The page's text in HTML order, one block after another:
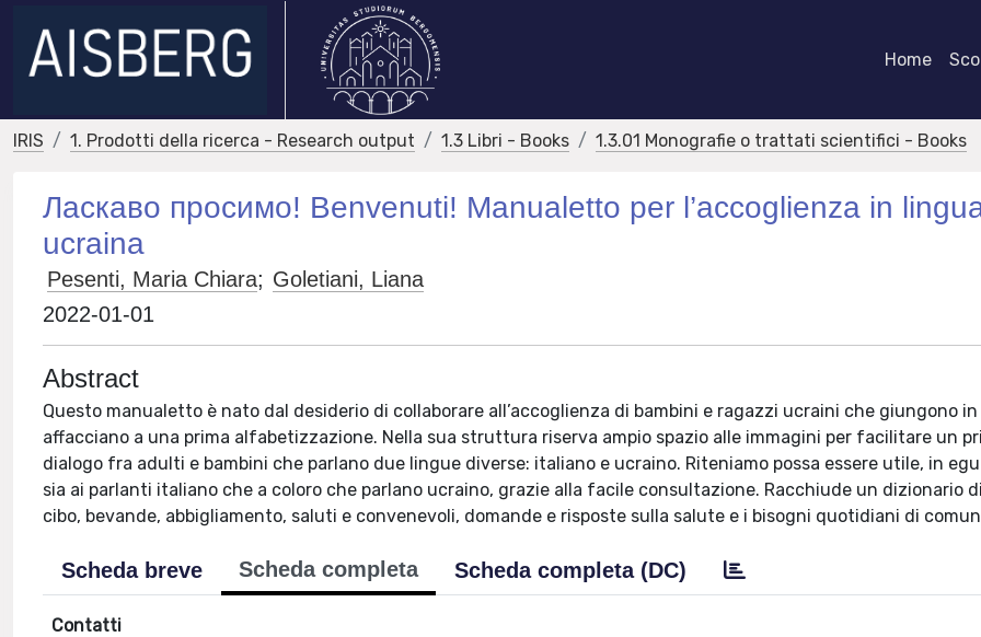
Home
IRIS 1. Prodotti della ricerca - Research output 1.3 Libri - Books 1.3.01 Monografie o trattati scientifici - Books
Ласкаво просимо! Benvenuti! Manualetto per l’accoglienza in
ucraina
Pesenti, Maria Chiara; Goletiani, Liana
2022-01-01
Abstract
Questo manualetto è nato dal desiderio di collaborare all’accoglienza di bambini e ragazzi ucraini che giungono
affacciano a una prima alfabetizzazione. Nella sua struttura riserva ampio spazio alle immagini per facilitare un
dialogo fra adulti e bambini che parlano due lingue diverse: italiano e ucraino. Riteniamo possa essere utile, in
sia ai parlanti italiano che a coloro che parlano ucraino, grazie alla facile consultazione. Racchiude un dizionario
cibo, bevande, abbigliamento, saluti e convenevoli, domande e risposte sulla salute e i bisogni quotidiani di
Scheda breve Scheda completa Scheda completa (DC)
Contatti